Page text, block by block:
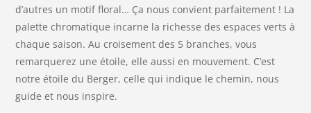
d’autres un motif floral… Ça nous convient parfaitement ! La
palette chromatique incarne la richesse des espaces verts à
chaque saison. Au croisement des 5 branches, vous
remarquerez une étoile, elle aussi en mouvement. C’est
notre étoile du Berger, celle qui indique le chemin, nous
guide et nous inspire.